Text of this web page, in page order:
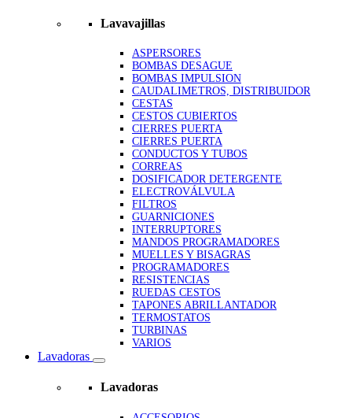
Lavavajillas
ASPERSORES
BOMBAS DESAGUE
BOMBAS IMPULSION
CAUDALIMETROS, DISTRIBUIDOR
CESTAS
CESTOS CUBIERTOS
CIERRES PUERTA
CIERRES PUERTA
CONDUCTOS Y TUBOS
CORREAS
DOSIFICADOR DETERGENTE
ELECTROVÁLVULA
FILTROS
GUARNICIONES
INTERRUPTORES
MANDOS PROGRAMADORES
MUELLES Y BISAGRAS
PROGRAMADORES
RESISTENCIAS
RUEDAS CESTOS
TAPONES ABRILLANTADOR
TERMOSTATOS
TURBINAS
VARIOS
Lavadoras
Lavadoras